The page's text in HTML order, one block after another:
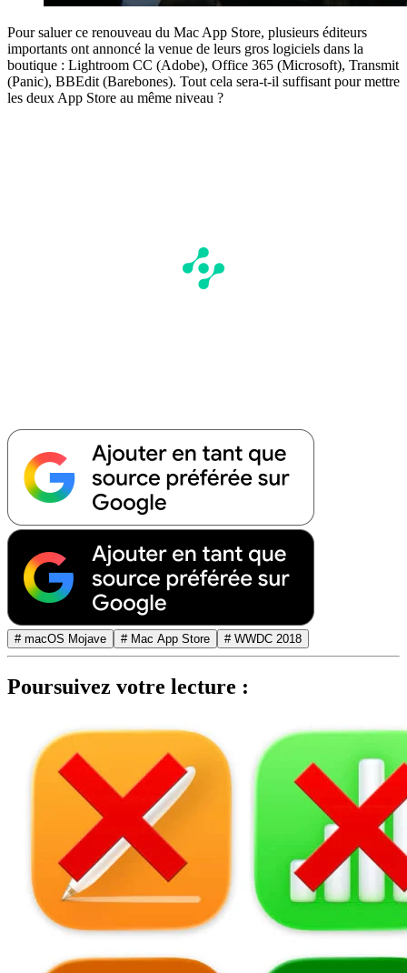
Pour saluer ce renouveau du Mac App Store, plusieurs éditeurs
importants ont annoncé la venue de leurs gros logiciels dans la
boutique : Lightroom CC (Adobe), Office 365 (Microsoft), Transmit
(Panic), BBEdit (Barebones). Tout cela sera-t-il suffisant pour mettre
les deux App Store au même niveau ?
# macOS Mojave # Mac App Store # WWDC 2018
Poursuivez votre lecture :